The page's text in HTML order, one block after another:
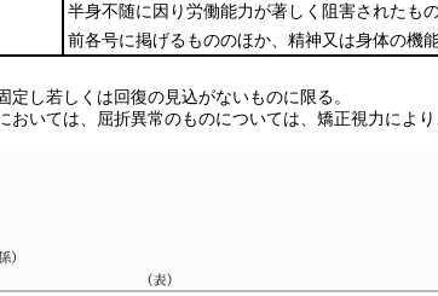
半身不随に因り労働能力が著しく阻害されたも
前各号に掲げるもののほか、精神又は身体の機
し若しくは回復の見込がないものに限る。
いては、屈折異常のものについては、矯正視力により